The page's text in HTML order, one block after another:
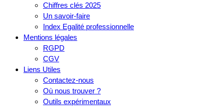
Chiffres clés 2025
Un savoir-faire
Index Egalité professionnelle
Mentions légales
RGPD
CGV
Liens Utiles
Contactez-nous
Où nous trouver ?
Outils expérimentaux